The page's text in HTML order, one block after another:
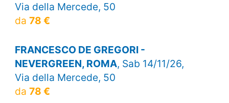
Via della Mercede, 50
da 78 €
FRANCESCO DE GREGORI -
NEVERGREEN, ROMA, Sab 14/11/26,
Via della Mercede, 50
da 78 €